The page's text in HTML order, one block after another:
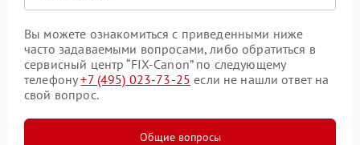
Вы можете ознакомиться с приведенными ниже
часто задаваемыми вопросами, либо обратиться в
сервисный центр “FIX-Canon” по следующему
телефону+7 (495) 023-73-25 если не нашли ответ на
свой вопрос.
Общие вопросы